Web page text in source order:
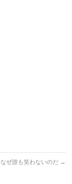
なぜ誰も笑わないのだ →